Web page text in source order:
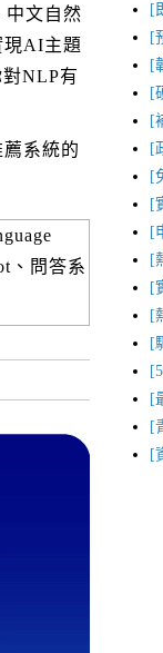
文自然
現AI主題
NLP有
系統的
、問答系
[
[
[
[
[
[
[
[
[
[
[
[
[
[
[
[